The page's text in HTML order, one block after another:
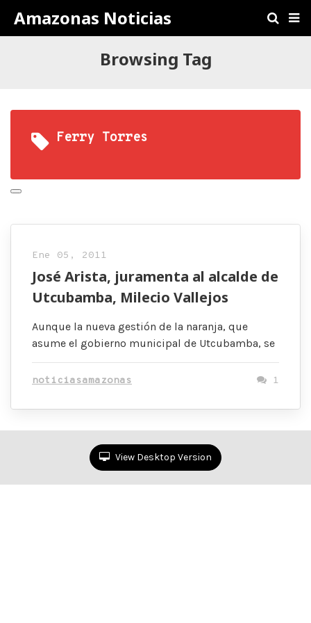
Amazonas Noticias
Browsing Tag
Ferry Torres
Ene 05, 2011
José Arista, juramenta al alcalde de
Utcubamba, Milecio Vallejos
Aunque la nueva gestión de la naranja, que
asume el gobierno municipal de Utcubamba, se
noticiasamazonas 1
View Desktop Version